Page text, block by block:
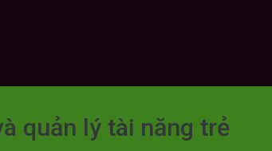
quản lý tài năng trẻ